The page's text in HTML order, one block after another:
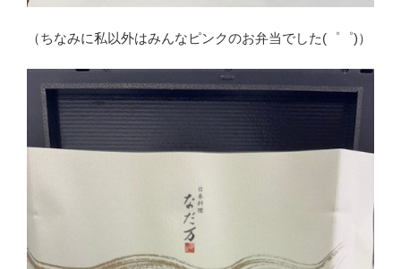
（ちなみに私以外はみんなピンクのお弁当でした(゜゜)）